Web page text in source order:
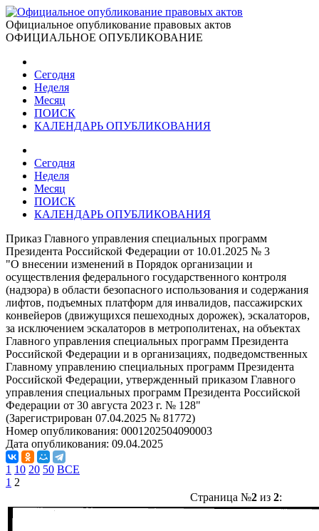
Официальное опубликование правовых актов
ОФИЦИАЛЬНОЕ ОПУБЛИКОВАНИЕ
Сегодня
Неделя
Месяц
ПОИСК
КАЛЕНДАРЬ ОПУБЛИКОВАНИЯ
Сегодня
Неделя
Месяц
ПОИСК
КАЛЕНДАРЬ ОПУБЛИКОВАНИЯ
Приказ Главного управления специальных программ
Президента Российской Федерации от 10.01.2025 № 3
"О внесении изменений в Порядок организации и
осуществления федерального государственного контроля
(надзора) в области безопасного использования и содержания
лифтов, подъемных платформ для инвалидов, пассажирских
конвейеров (движущихся пешеходных дорожек), эскалаторов,
за исключением эскалаторов в метрополитенах, на объектах
Главного управления специальных программ Президента
Российской Федерации и в организациях, подведомственных
Главному управлению специальных программ Президента
Российской Федерации, утвержденный приказом Главного
управления специальных программ Президента Российской
Федерации от 30 августа 2023 г. № 128"
(Зарегистрирован 07.04.2025 № 81772)
Номер опубликования: 0001202504090003
Дата опубликования: 09.04.2025
1 10 20 50 ВСЕ
1 2
Страница №2из 2: